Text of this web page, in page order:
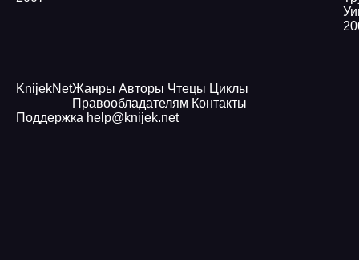
KnijekNetЖанры Авторы Чтецы Циклы
Правообладателям Контакты
Поддержка help@knijek.net